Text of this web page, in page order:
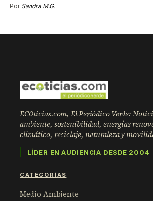
Por Sandra M.G.
ECOticias.com, El Periódico Verde:
ambiente, sostenibilidad, energías
climático, reciclaje, naturaleza y
LÍDER EN AUDIENCIA DESDE 2004
CATEGORÍAS
Medio Ambiente